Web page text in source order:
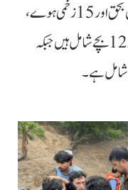
مختلف حادثات میں اب تک 146 افراد جاں بحق اور 15 زخمی ہوے،
جاں بحق افراد میں 126 مرد،8 خواتین اور 12 بچے شامل ہیں جبکہ